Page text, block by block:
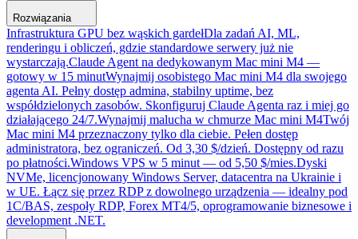
Rozwiązania
Infrastruktura GPU bez wąskich gardełDla zadań AI, ML,
renderingu i obliczeń, gdzie standardowe serwery już nie
wystarczają.Claude Agent na dedykowanym Mac mini M4 —
gotowy w 15 minutWynajmij osobistego Mac mini M4 dla swojego
agenta AI. Pełny dostęp admina, stabilny uptime, bez
współdzielonych zasobów. Skonfiguruj Claude Agenta raz i miej go
działającego 24/7.Wynajmij malucha w chmurze Mac mini M4Twój
Mac mini M4 przeznaczony tylko dla ciebie. Pełen dostęp
administratora, bez ograniczeń. Od 3,30 $/dzień. Dostępny od razu
po płatności.Windows VPS w 5 minut — od 5,50 $/mies.Dyski
NVMe, licencjonowany Windows Server, datacentra na Ukrainie i
w UE. Łącz się przez RDP z dowolnego urządzenia — idealny pod
1C/BAS, zespoły RDP, Forex MT4/5, oprogramowanie biznesowe i
development .NET.